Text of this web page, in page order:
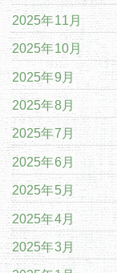
2025年11月
2025年10月
2025年9月
2025年8月
2025年7月
2025年6月
2025年5月
2025年4月
2025年3月